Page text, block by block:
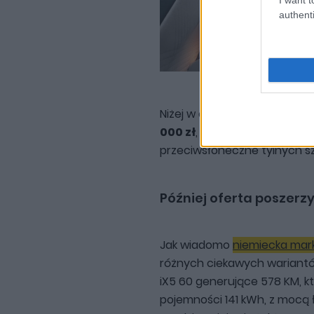
Niżej w cenniku znajdują się
000 zł, dynamiczny dywan
przeciwsłoneczne tylnych
Później oferta
Jak wiadomo niemiecka
różnych ciekawych
iX5 60 generujące 578 KM,
pojemności 141 kWh, z